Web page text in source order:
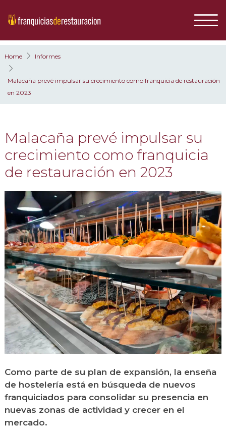
Home Informes
Malacaña prevé impulsar su crecimiento como franquicia de restauración
en 2023
Malacaña prevé impulsar su
crecimiento como franquicia
de restauración en 2023
Como parte de su plan de expansión, la enseña
de hostelería está en búsqueda de nuevos
franquiciados para consolidar su presencia en
nuevas zonas de actividad y crecer en el
mercado.